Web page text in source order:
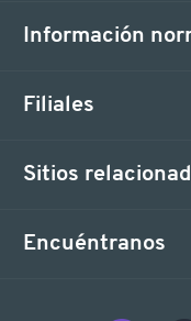
Información
Filiales
Sitios
Encuéntranos